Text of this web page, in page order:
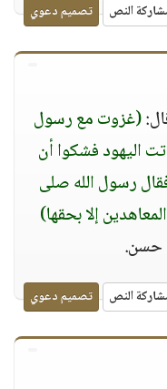
النص تصميم دعوي
(غزوت مع رسول
اليهود فشكوا أن
رسول الله صلى
إلا بحقها)
حسن.
النص تصميم دعوي